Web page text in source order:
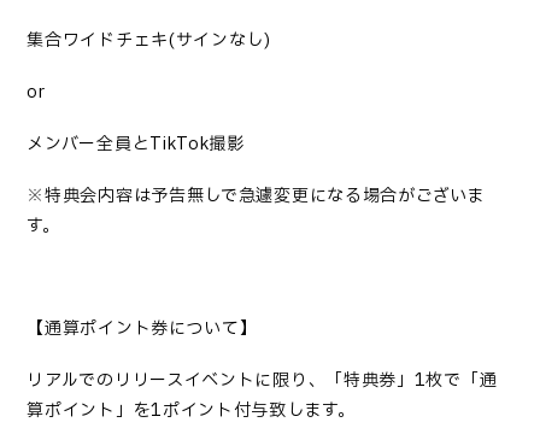
集合ワイドチェキ(サインなし)
or
メンバー全員とTikTok撮影
※特典会内容は予告無しで急遽変更になる場合がございま
す。
【通算ポイント券について】
リアルでのリリースイベントに限り、「特典券」1枚で「通
算ポイント」を1ポイント付与致します。